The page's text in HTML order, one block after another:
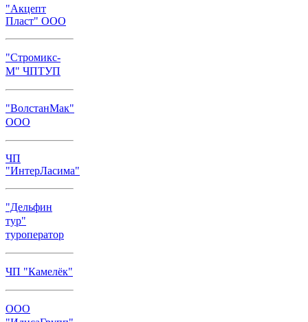
"Акцепт
Пласт" ООО
"Стромикс-
М" ЧПТУП
"ВолстанМак"
ООО
ЧП
"ИнтерЛасима"
"Дельфин
тур"
туроператор
ЧП "Камелёк"
ООО